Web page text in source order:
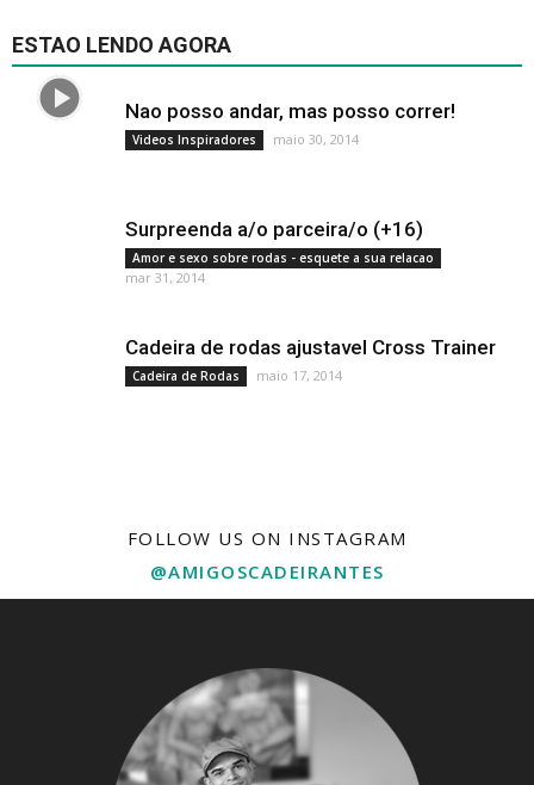
ESTAO LENDO AGORA
Nao posso andar, mas posso correr!
Videos Inspiradores maio 30, 2014
Surpreenda a/o parceira/o (+16)
Amor e sexo sobre rodas - esquete a sua relacao
mar 31, 2014
Cadeira de rodas ajustavel Cross Trainer
Cadeira de Rodas maio 17, 2014
FOLLOW US ON INSTAGRAM
@AMIGOSCADEIRANTES